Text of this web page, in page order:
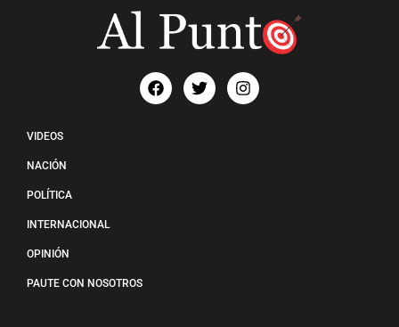
VIDEOS
NACIÓN
POLÍTICA
INTERNACIONAL
OPINIÓN
PAUTE CON NOSOTROS